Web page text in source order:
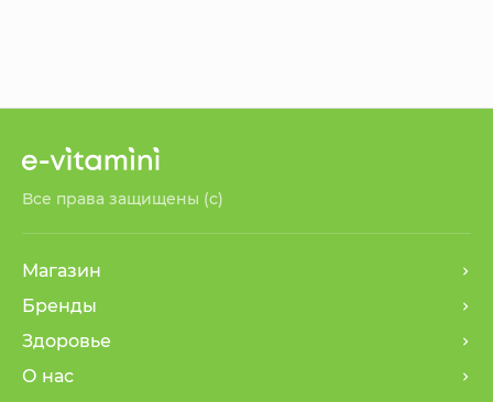
Все права защищены (с)
Магазин
Бренды
Здоровье
О нас